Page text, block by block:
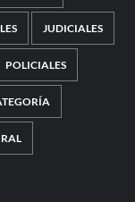
JUDICIALES
POLICIALES